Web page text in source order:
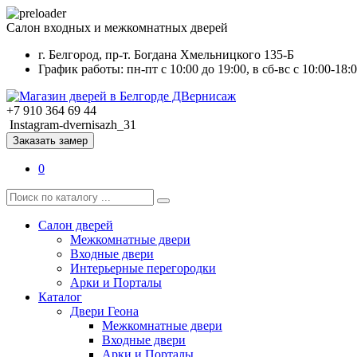
Салон входных и межкомнатных дверей
г. Белгород, пр-т. Богдана Хмельницкого 135-Б
График работы: пн-пт с 10:00 до 19:00, в сб-вс с 10:00-
+7 910 364 69 44
Instagram-dvernisazh_31
Заказать замер
0
Салон дверей
Межкомнатные двери
Входные двери
Интерьерные перегородки
Арки и Порталы
Каталог
Двери Геона
Межкомнатные двери
Входные двери
Арки и Порталы